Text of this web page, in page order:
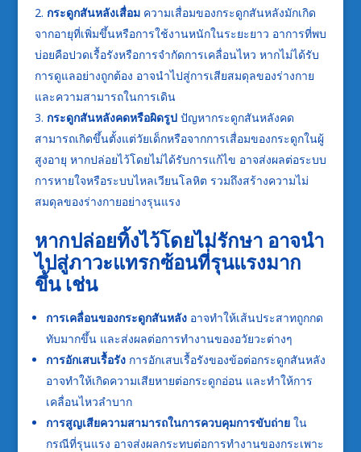
กระดูกสันหลังเสื่อม ความเสื่อมของกระดูกสันหลังมักเกิด
จากอายุที่เพิ่มขึ้นหรือการใช้งานหนักในระยะยาว อาการที่พบ
บ่อยคือปวดเรื้อรังหรือการจำกัดการเคลื่อนไหว หากไม่ได้รับ
การดูแลอย่างถูกต้อง อาจนำไปสู่การเสียสมดุลของร่างกาย
และความสามารถในการเดิน
กระดูกสันหลังคดหรือผิดรูป ปัญหากระดูกสันหลังคด
สามารถเกิดขึ้นตั้งแต่วัยเด็กหรือจากการเสื่อมของกระดูกในผู้
สูงอายุ หากปล่อยไว้โดยไม่ได้รับการแก้ไข อาจส่งผลต่อระบบ
การหายใจหรือระบบไหลเวียนโลหิต รวมถึงสร้างความไม่
สมดุลของร่างกายอย่างรุนแรง
หากปล่อยทิ้งไว้โดยไม่รักษา อาจนำ
ไปสู่ภาวะแทรกซ้อนที่รุนแรงมาก
ขึ้น เช่น
การเคลื่อนของกระดูกสันหลัง อาจทำให้เส้นประสาทถูกกด
ทับมากขึ้น และส่งผลต่อการทำงานของอวัยวะต่างๆ
การอักเสบเรื้อรัง การอักเสบเรื้อรังของข้อต่อกระดูกสันหลัง
อาจทำให้เกิดความเสียหายต่อกระดูกอ่อน และทำให้การ
เคลื่อนไหวลำบาก
การสูญเสียความสามารถในการควบคุมการขับถ่าย ใน
กรณีที่รุนแรง อาจส่งผลกระทบต่อการทำงานของกระเพาะ